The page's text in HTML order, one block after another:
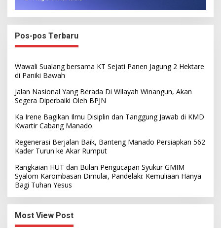
Pos-pos Terbaru
Wawali Sualang bersama KT Sejati Panen Jagung 2 Hektare
di Paniki Bawah
Jalan Nasional Yang Berada Di Wilayah Winangun, Akan
Segera Diperbaiki Oleh BPJN
Ka Irene Bagikan Ilmu Disiplin dan Tanggung Jawab di KMD
Kwartir Cabang Manado
Regenerasi Berjalan Baik, Banteng Manado Persiapkan 562
Kader Turun ke Akar Rumput
Rangkaian HUT dan Bulan Pengucapan Syukur GMIM
Syalom Karombasan Dimulai, Pandelaki: Kemuliaan Hanya
Bagi Tuhan Yesus
Most View Post